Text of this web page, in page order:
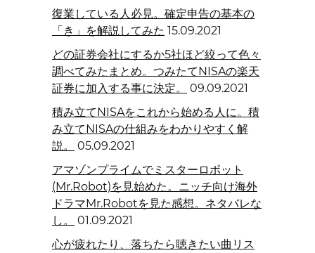
復業している人必見。確定申告の基本の
「き」を解説してみた 15.09.2021
どの証券会社にするか5社ほど絞って色々
調べてみたまとめ。つみたてNISAの楽天
証券に加入する事に決定。
09.09.2021
積み立てNISAをこれから始める人に。積
み立てNISAの仕組みをわかりやすく解
説。
05.09.2021
アマゾンプライムでミスターロボット
(Mr.Robot)を見始めた。ニッチ向け海外
ドラマMr.Robotを見た感想。ネタバレな
し。
01.09.2021
心が疲れたり、落ちたら聴きたい曲リス